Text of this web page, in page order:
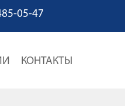
05-47
КОНТАКТЫ